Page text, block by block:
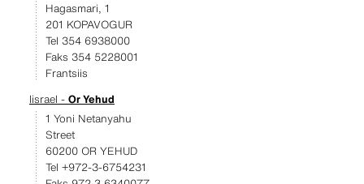
Hagasmari, 1
201 KOPAVOGUR
Tel 354 6938000
Faks 354 5228001
Frantsiis
Iisrael - Or Yehud
1 Yoni Netanyahu
Street
60200 OR YEHUD
Tel +972-3-6754231